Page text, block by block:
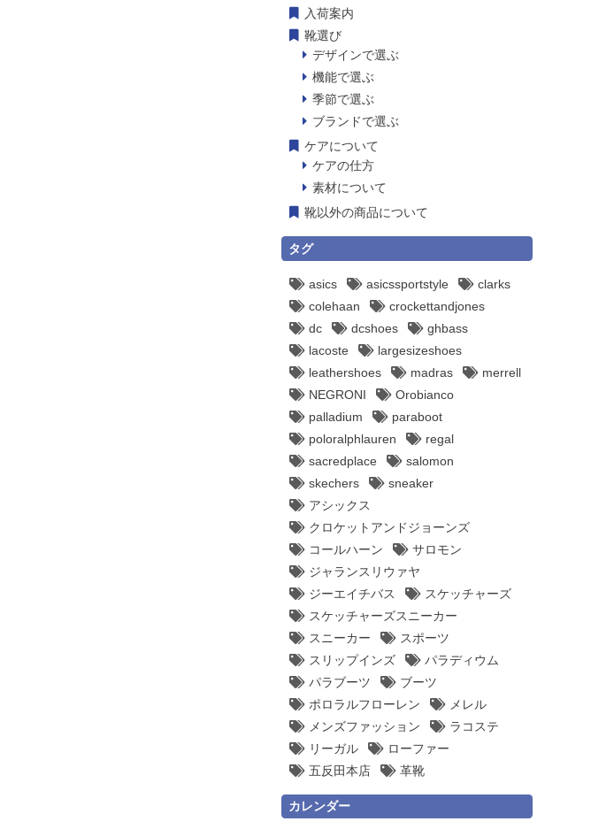
入荷案内
靴選び
デザインで選ぶ
機能で選ぶ
季節で選ぶ
ブランドで選ぶ
ケアについて
ケアの仕方
素材について
靴以外の商品について
タグ
asics asicssportstyle
clarks
colehaan
crockettandjones
dc
dcshoes
ghbass
lacoste
largesizeshoes
leathershoes
madras
merrell
NEGRONI
Orobianco
palladium
paraboot
poloralphlauren
regal
sacredplace
salomon
skechers
sneaker
アシックス
クロケットアンドジョーンズ
コールハーン
サロモン
ジャランスリウァヤ
ジーエイチバス
スケッチャーズ
スケッチャーズスニーカー
スニーカー
スポーツ
スリップインズ
パラディウム
パラブーツ
ブーツ
ポロラルフローレン
メレル
メンズファッション
ラコステ
リーガル
ローファー
五反田本店
革靴
カレンダー